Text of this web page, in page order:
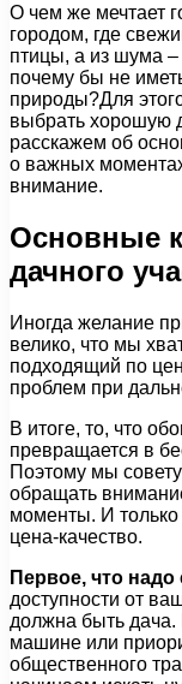
О чем же мечтает
городом, где
птицы, а из шума –
почему бы не
природы?Для
выбрать хорошую
расскажем об
о важных
внимание.
Основные
дачного
Иногда желание
велико, что мы
подходящий по
проблем при
В итоге, то, что
превращается в
Поэтому мы
обращать
моменты. И
цена-качество.
Первое, что надо
доступности от
должна быть дача.
машине или
общественного